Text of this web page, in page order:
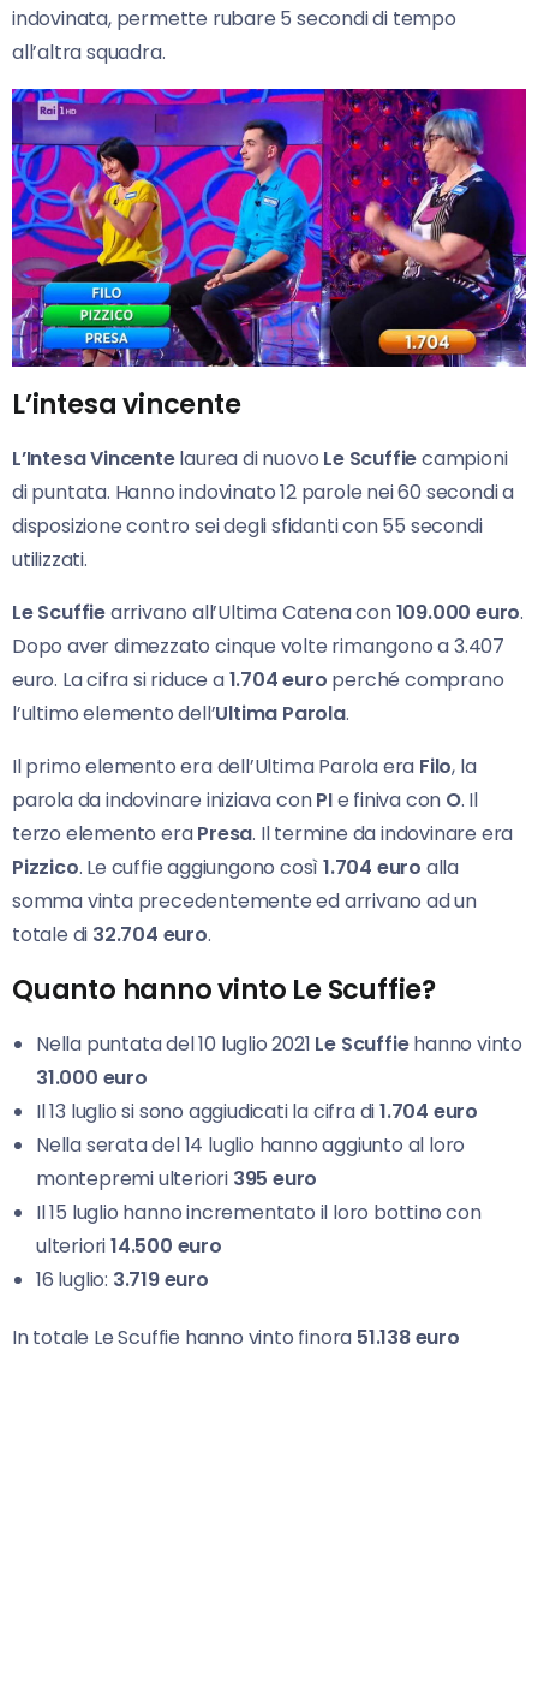
indovinata, permette rubare 5 secondi di tempo
all’altra squadra.
L’intesa vincente
L’Intesa Vincentelaurea di nuovo Le Scuffiecampioni
di puntata. Hanno indovinato 12 parole nei 60 secondi a
disposizione contro sei degli sfidanti con 55 secondi
utilizzati.
Le Scuffiearrivano all’Ultima Catena con109.000 euro.
Dopo aver dimezzato cinque volte rimangono a 3.407
euro. La cifra si riduce a1.704 euro perché comprano
l’ultimo elemento dell’Ultima Parola.
Il primo elemento era dell’Ultima Parola era Filo, la
parola da indovinare iniziava conPIe finiva con O. Il
terzo elemento eraPresa. Il termine da indovinare era
Pizzico. Le cuffie aggiungono così1.704 euro alla
somma vinta precedentemente ed arrivano ad un
totale di 32.704 euro.
Quanto hanno vinto Le Scuffie?
Nella puntata del 10 luglio 2021 Le Scuffiehanno vinto
31.000 euro
Il 13 luglio si sono aggiudicati la cifra di1.704 euro
Nella serata del 14 luglio hanno aggiunto al loro
montepremi ulteriori 395 euro
Il 15 luglio hanno incrementato il loro bottino con
ulteriori14.500 euro
16 luglio: 3.719 euro
In totale Le Scuffie hanno vinto finora 51.138 euro